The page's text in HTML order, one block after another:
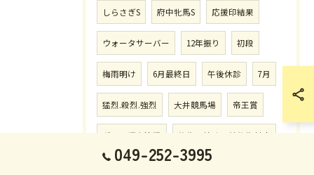
しらさぎS 府中牝馬S 応援印結果
ウォータサーバー 12年振り 初段
梅雨明け 6月最終日 午後休診 7月
猛烈.殺烈.強烈 大井競馬場 帝王賞
ダート頂上決戦 施術開始時間前施術対応
049-252-3995